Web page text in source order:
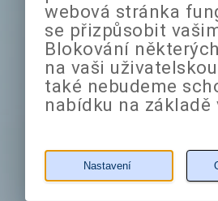
webová stránka
se přizpůsobit
Blokování
na vaši
také nebudeme
nabídku na
Nastavení